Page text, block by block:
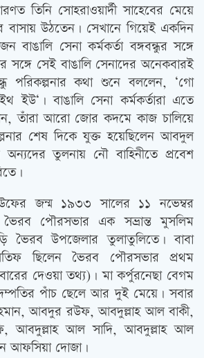
তিনি সোহরাওয়ার্দী সাহেবের মেয়ে
উঠতেন। সেখানে গিয়েই একদিন
বাঙালি সেনা কর্মকর্তা বঙ্গবন্ধুর সঙ্গে
সঙ্গে সেই বাঙালি সেনাদের অনেকবারই
পরিকল্পনার কথা শুনে বললেন, ‘গো
বাঙালি সেনা কর্মকর্তারা এতে
তাঁরা আরো জোর কদমে কাজ চালিয়ে
শেষ দিকে যুক্ত হয়েছিলেন আবদুল
তুলনায় নৌ বাহিনীতে প্রবেশ
জন্ম ১৯৩৩ সালের ১১ নভেম্বর
ভৈরব পৌরসভার এক সভ্রান্ত মুসলিম
ভৈরব উপজেলার তুলাতুলিতে। বাবা
ছিলেন ভৈরব পৌরসভার প্রথম
দেওয়া তথ্য)। মা কর্পুরনেছা বেগম
পাঁচ ছেলে আর দুই মেয়ে। সবার
আবদুর রউফ, আবদুল্লাহ আল বাকী,
আবদুল্লাহ আল সাদি, আবদুল্লাহ আল
আফসিয়া দোজা।